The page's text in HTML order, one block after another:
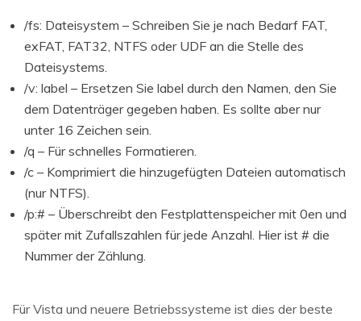
/fs: Dateisystem – Schreiben Sie je nach Bedarf FAT,
exFAT, FAT32, NTFS oder UDF an die Stelle des
Dateisystems.
/v: label – Ersetzen Sie label durch den Namen, den Sie
dem Datenträger gegeben haben. Es sollte aber nur
unter 16 Zeichen sein.
/q – Für schnelles Formatieren.
/c – Komprimiert die hinzugefügten Dateien automatisch
(nur NTFS).
/p:# – Überschreibt den Festplattenspeicher mit 0en und
später mit Zufallszahlen für jede Anzahl. Hier ist # die
Nummer der Zählung.
Für Vista und neuere Betriebssysteme ist dies der beste